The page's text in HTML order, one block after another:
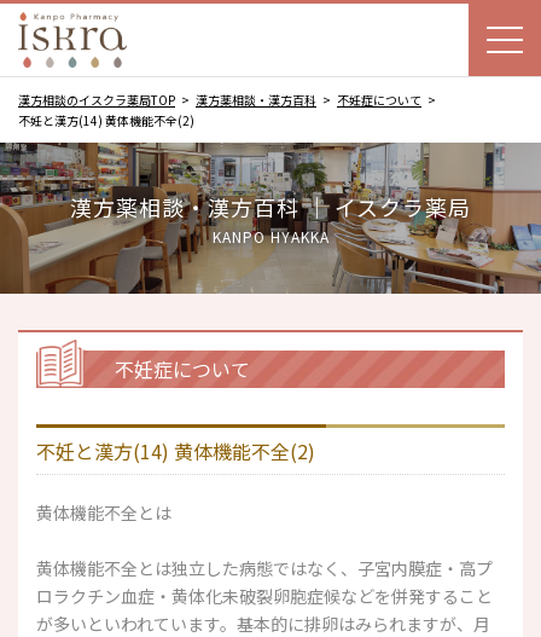
漢方相談のイスクラ薬局TOP 漢方薬相談・漢方百科
不妊症について
不妊と漢方(14) 黄体機能不全(2)
漢方薬相談・漢方百科 ｜ イスクラ薬局
KANPO HYAKKA
不妊症について
不妊と漢方(14) 黄体機能不全(2)
黄体機能不全とは
黄体機能不全とは独立した病態ではなく、子宮内膜症・高プ
ロラクチン血症・黄体化未破裂卵胞症候などを併発すること
が多いといわれています。基本的に排卵はみられますが、月